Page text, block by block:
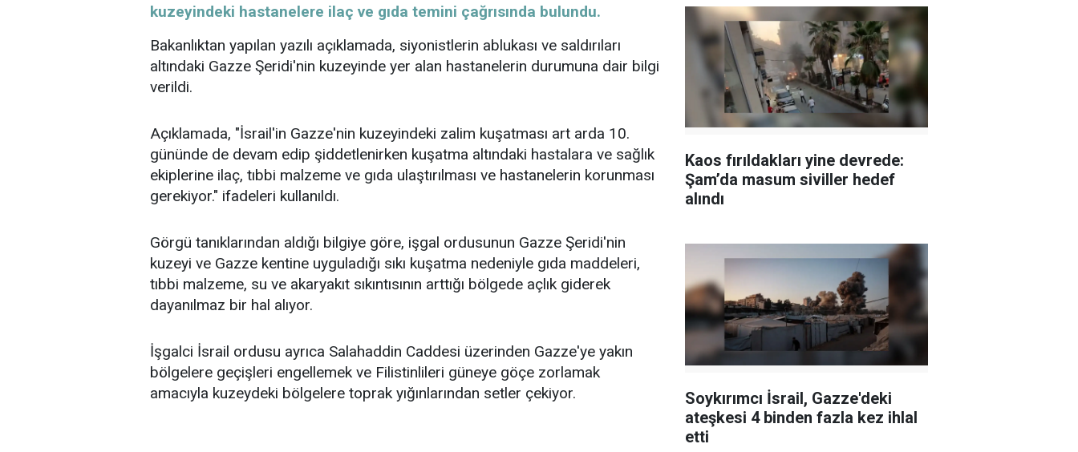
kuzeyindeki hastanelere ilaç ve gıda temini çağrısında bulundu.
Bakanlıktan yapılan yazılı açıklamada, siyonistlerin ablukası ve saldırıları
altındaki Gazze Şeridi'nin kuzeyinde yer alan hastanelerin durumuna dair bilgi
verildi.
Açıklamada, "İsrail'in Gazze'nin kuzeyindeki zalim kuşatması art arda 10.
gününde de devam edip şiddetlenirken kuşatma altındaki hastalara ve sağlık
ekiplerine ilaç, tıbbi malzeme ve gıda ulaştırılması ve hastanelerin korunması
gerekiyor." ifadeleri kullanıldı.
Görgü tanıklarından aldığı bilgiye göre, işgal ordusunun Gazze Şeridi'nin
kuzeyi ve Gazze kentine uyguladığı sıkı kuşatma nedeniyle gıda maddeleri,
tıbbi malzeme, su ve akaryakıt sıkıntısının arttığı bölgede açlık giderek
dayanılmaz bir hal alıyor.
İşgalci İsrail ordusu ayrıca Salahaddin Caddesi üzerinden Gazze'ye yakın
bölgelere geçişleri engellemek ve Filistinlileri güneye göçe zorlamak
amacıyla kuzeydeki bölgelere toprak yığınlarından setler çekiyor.
Kaos fırıldakları yine devrede:
Şam’da masum siviller hedef
alındı
Soykırımcı İsrail, Gazze'deki
ateşkesi 4 binden fazla kez ihlal
etti